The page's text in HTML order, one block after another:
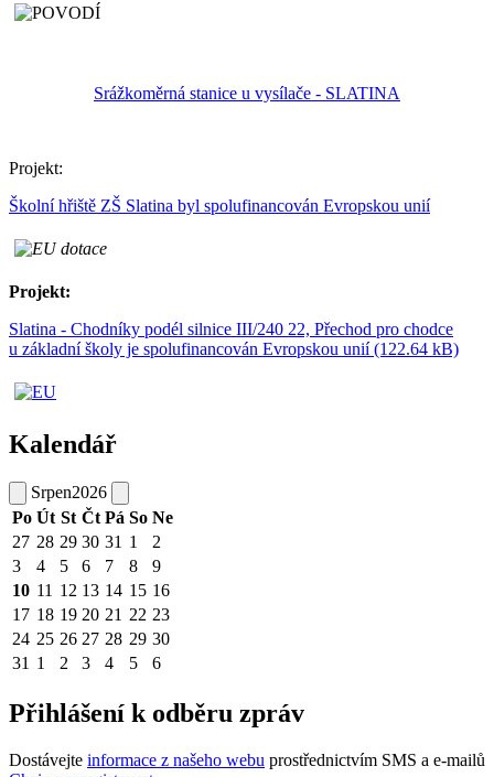
Srážkoměrná stanice u vysílače - SLATINA
Projekt:
Školní hřiště ZŠ Slatina byl spolufinancován Evropskou unií
Projekt:
Slatina - Chodníky podél silnice III/240 22, Přechod pro chodce
u základní školy je spolufinancován Evropskou unií (122.64 kB)
Kalendář
Srpen2026
Po Út St Čt Pá So Ne
27 28 29 30 31 1
2
3
4 5 6 7 8
9
10 11 12 13 14 15 16
17 18 19 20 21 22 23
24 25 26 27 28 29 30
31 1 2 3 4 5 6
Přihlášení k odběru zpráv
Dostávejte informace z našeho webu prostřednictvím SMS a e-mailů